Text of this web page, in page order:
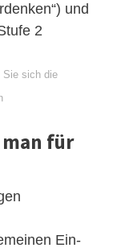
und
2
Sie sich die
für
Ein-